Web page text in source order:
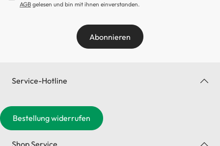
AGB gelesen und bin mit ihnen einverstanden.
Abonnieren
Service-Hotline
Bestellung widerrufen
Shop Service